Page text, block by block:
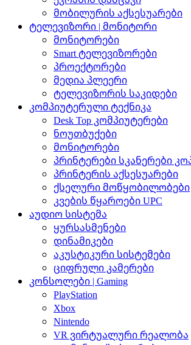
მობილურის აქსესუარები
ტელევიზორი | მონიტორი
მონიტორები
Smart ტელევიზორები
პროექტორები
მედია პლეერი
ტელევიზორის საკიდები
კომპიუტერული ტექნიკა
Desk Top კომპიუტერები
ნოუთბუქები
მონიტორები
პრინტერები სკანერები
პრინტერის აქსესუარები
ქსელური მოწყობილობები
კვების წყაროები UPC
აუდიო სისტემა
ყურსასმენები
დინამიკები
აკუსტიკური სისტემები
ციფრული კამერები
კონსოლები | Gaming
PlayStation
Xbox
Nintendo
VR ვირტუალური რეალობა